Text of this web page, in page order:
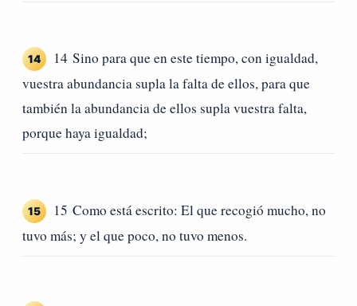
14
14 Sino para que en este tiempo, con igualdad,
vuestra abundancia supla la falta de ellos, para que
también la abundancia de ellos supla vuestra falta,
porque haya igualdad;
15
15 Como está escrito: El que recogió mucho, no
tuvo más; y el que poco, no tuvo menos.